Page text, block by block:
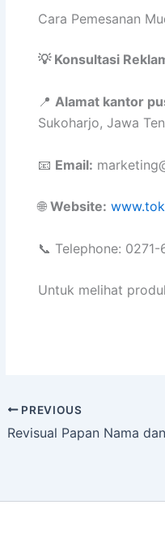
Cara Pemesanan
💡 Konsultasi
📍 Alamat kantor
Sukoharjo, Jawa
📧 Email:
🌐 Website:
📞 Telephone:
Untuk melihat
PREVIOUS